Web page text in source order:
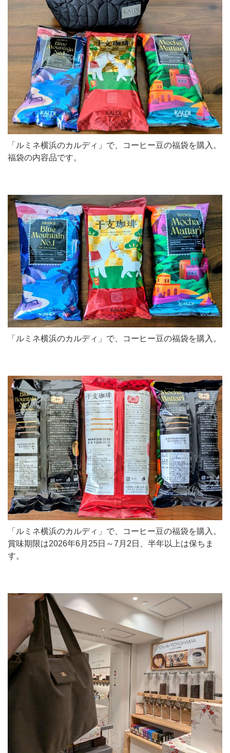
「ルミネ横浜のカルディ」で、コーヒー豆の福袋を購入。
福袋の内容品です。
「ルミネ横浜のカルディ」で、コーヒー豆の福袋を購入。
「ルミネ横浜のカルディ」で、コーヒー豆の福袋を購入。
賞味期限は2026年6月25日～7月2日、半年以上は保ちま
す。